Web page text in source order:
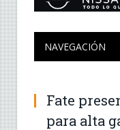
NAVEGACIÓN
Fate
para alta